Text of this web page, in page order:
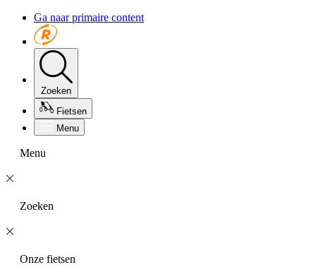
Ga naar primaire content
Zoeken
Fietsen
Menu
Menu
Zoeken
Onze fietsen